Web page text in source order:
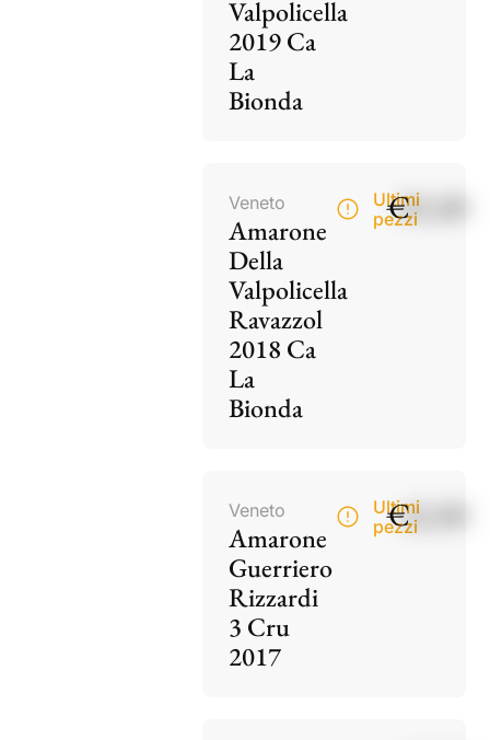
Valpolicella
2019 Ca
La
Bionda
Veneto
Amarone
Della
Valpolicella
Ravazzol
2018 Ca
La
Bionda
Ultimi
pezzi
€85,00
Veneto
Amarone
Guerriero
Rizzardi
3 Cru
2017
Ultimi
pezzi
€42,00